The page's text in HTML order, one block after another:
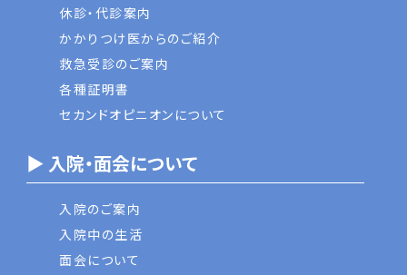
休診・代診案内
かかりつけ医からのご紹介
救急受診のご案内
各種証明書
セカンドオピニオンについて
▶ 入院・面会について
入院のご案内
入院中の生活
面会について